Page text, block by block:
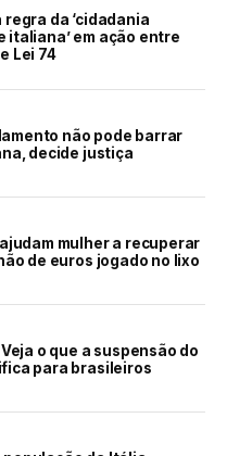
da ‘cidadania
italiana’ em ação entre
Lei 74
não pode barrar
decide justiça
mulher a recuperar
de euros jogado no lixo
o que a suspensão do
para brasileiros